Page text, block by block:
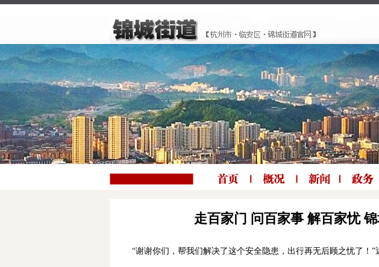
走百家门 问百家事 解百家忧
“谢谢你们，帮我们解决了这个安全隐患，出行再无后顾之忧了！